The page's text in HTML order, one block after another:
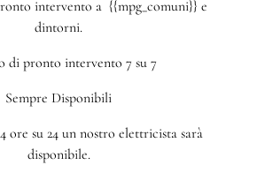
intervento a {{mpg_comuni}} e
dintorni.
di pronto intervento 7 su 7
Sempre Disponibili
ore su 24 un nostro elettricista sarà
disponibile.